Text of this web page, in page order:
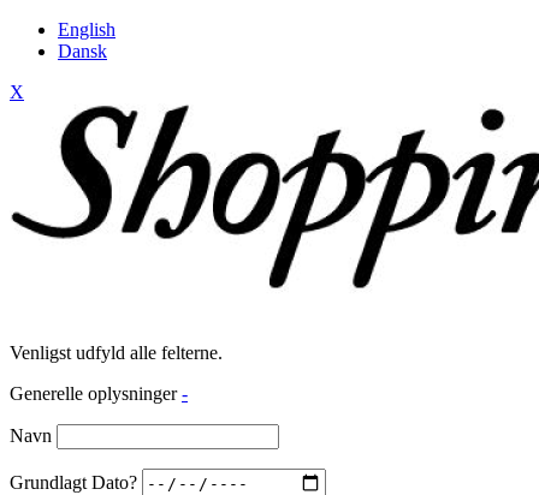
English
Dansk
X
Venligst udfyld alle felterne.
Generelle oplysninger -
Navn
Grundlagt Dato?